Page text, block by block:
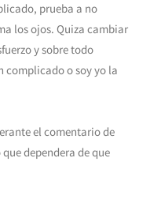
prueba a no
los ojos. Quiza cambiar
y sobre todo
complicado o soy yo la
el comentario de
dependera de que